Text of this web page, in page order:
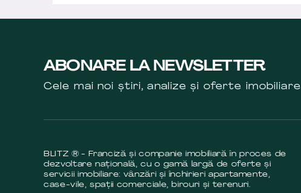
ABONARE LA NEWSLETTER
Cele mai noi știri, analize și oferte imobiliare
BLITZ ® - Franciză și companie imobiliară în proces de
dezvoltare națională, cu o gamă largă de oferte și
servicii imobiliare: vânzări și închirieri apartamente,
case-vile, spații comerciale, birouri și terenuri.